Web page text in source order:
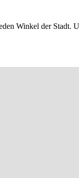
Winkel der Stadt.